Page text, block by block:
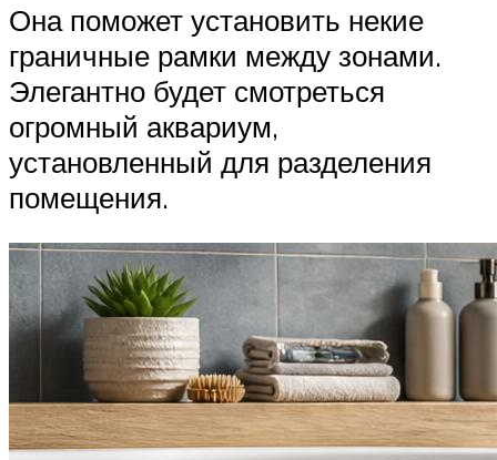
Она поможет установить некие
граничные рамки между зонами.
Элегантно будет смотреться
огромный аквариум,
установленный для разделения
помещения.